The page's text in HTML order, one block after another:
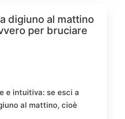
digiuno al mattino
per bruciare
e intuitiva: se esci a
al mattino, cioè